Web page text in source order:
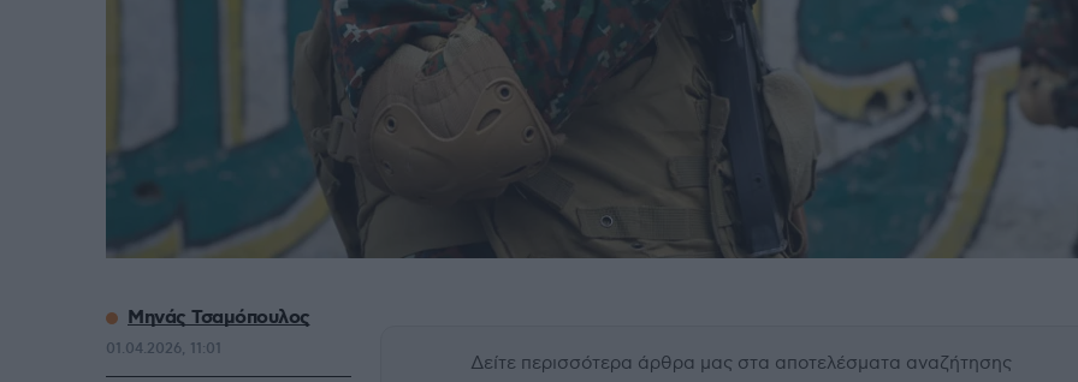
Δείτε περισσότερα άρθρα μας στα αποτελέσματα αναζήτησης
Μηνάς Τσαμόπουλος
01.04.2026, 11:01